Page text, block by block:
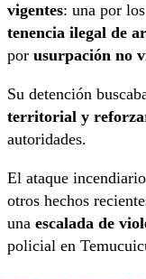
vigentes: una por
tenencia ilegal de
por usurpación no
Su detención
territorial y
autoridades.
El ataque
otros hechos
una escalada de
policial en